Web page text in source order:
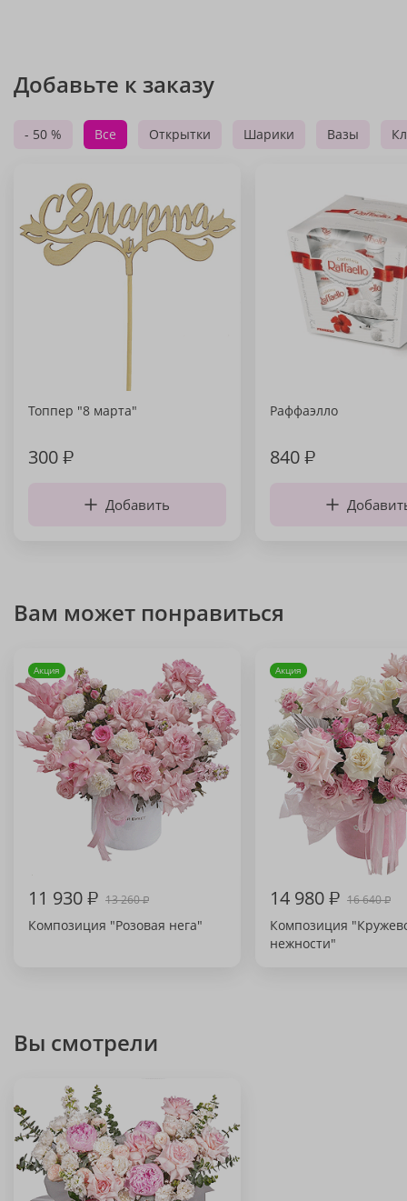
Добавьте к заказу
- 50 % Все Открытки Шарики Вазы
Топпер "8 марта"
300₽
Добавить
Раффаэлло
840₽
Вам может понравиться
Акция
11 930₽ 13 260₽
Композиция "Розовая нега"
Акция
14 980₽ 16 640₽
Композиция
нежности"
Вы смотрели